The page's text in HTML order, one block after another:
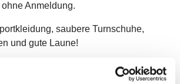
Anmeldung.
saubere Turnschuhe,
und gute Laune!